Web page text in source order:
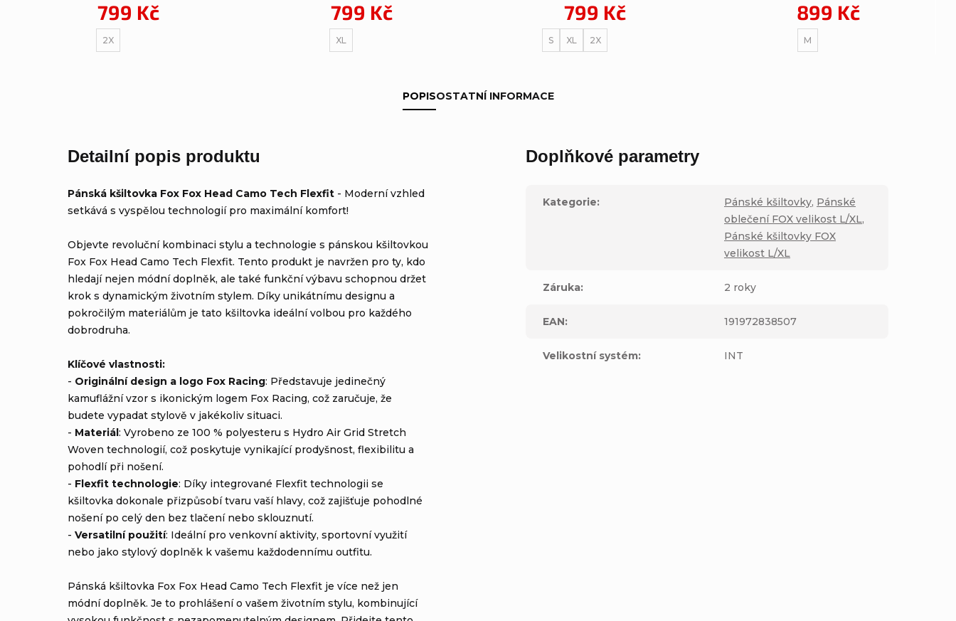
799 Kč
2X
799 Kč
XL
799 Kč
S XL 2X
899 Kč
M
POPISOSTATNÍ INFORMACE
Detailní popis produktu
Pánská kšiltovka Fox Fox Head Camo Tech Flexfit - Moderní vzhled
setkává s vyspělou technologií pro maximální komfort!
Objevte revoluční kombinaci stylu a technologie s pánskou kšiltovkou
Fox Fox Head Camo Tech Flexfit. Tento produkt je navržen pro ty, kdo
hledají nejen módní doplněk, ale také funkční výbavu schopnou držet
krok s dynamickým životním stylem. Díky unikátnímu designu a
pokročilým materiálům je tato kšiltovka ideální volbou pro každého
dobrodruha.
Klíčové vlastnosti:
- Originální design a logo Fox Racing: Představuje jedinečný
kamuflážní vzor s ikonickým logem Fox Racing, což zaručuje, že
budete vypadat stylově v jakékoliv situaci.
- Materiál: Vyrobeno ze 100 % polyesteru s Hydro Air Grid Stretch
Woven technologií, což poskytuje vynikající prodyšnost, flexibilitu a
pohodlí při nošení.
- Flexfit technologie: Díky integrované Flexfit technologii se
kšiltovka dokonale přizpůsobí tvaru vaší hlavy, což zajišťuje pohodlné
nošení po celý den bez tlačení nebo sklouznutí.
-Versatilní použití: Ideální pro venkovní aktivity, sportovní využití
nebo jako stylový doplněk k vašemu každodennímu outfitu.
Pánská kšiltovka Fox Fox Head Camo Tech Flexfit je více než jen
módní doplněk. Je to prohlášení o vašem životním stylu, kombinující
Doplňkové parametry
Kategorie: Pánské kšiltovky, Pánské
oblečení FOX velikost L/XL,
Pánské kšiltovky FOX
velikost L/XL
Záruka: 2 roky
EAN: 191972838507
Velikostní systém: INT